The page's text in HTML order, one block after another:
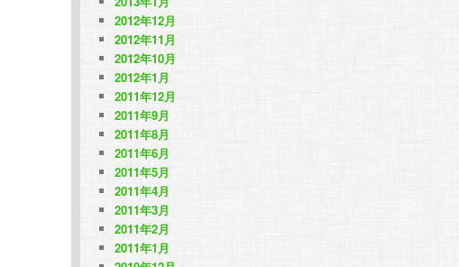
2012年12月
2012年11月
2012年10月
2012年1月
2011年12月
2011年9月
2011年8月
2011年6月
2011年5月
2011年4月
2011年3月
2011年2月
2011年1月